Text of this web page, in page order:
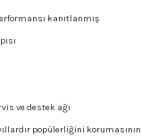
kanıtlanmış
ve destek ağı
popülerliğini